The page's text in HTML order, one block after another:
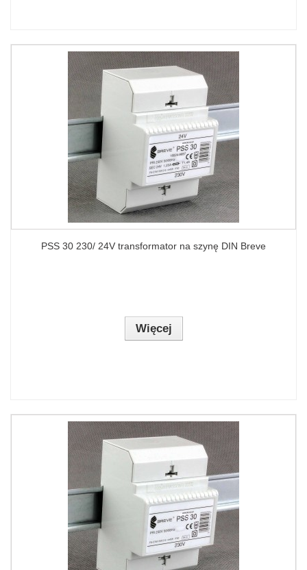
PSS 30 230/ 24V transformator na szynę DIN Breve
Więcej